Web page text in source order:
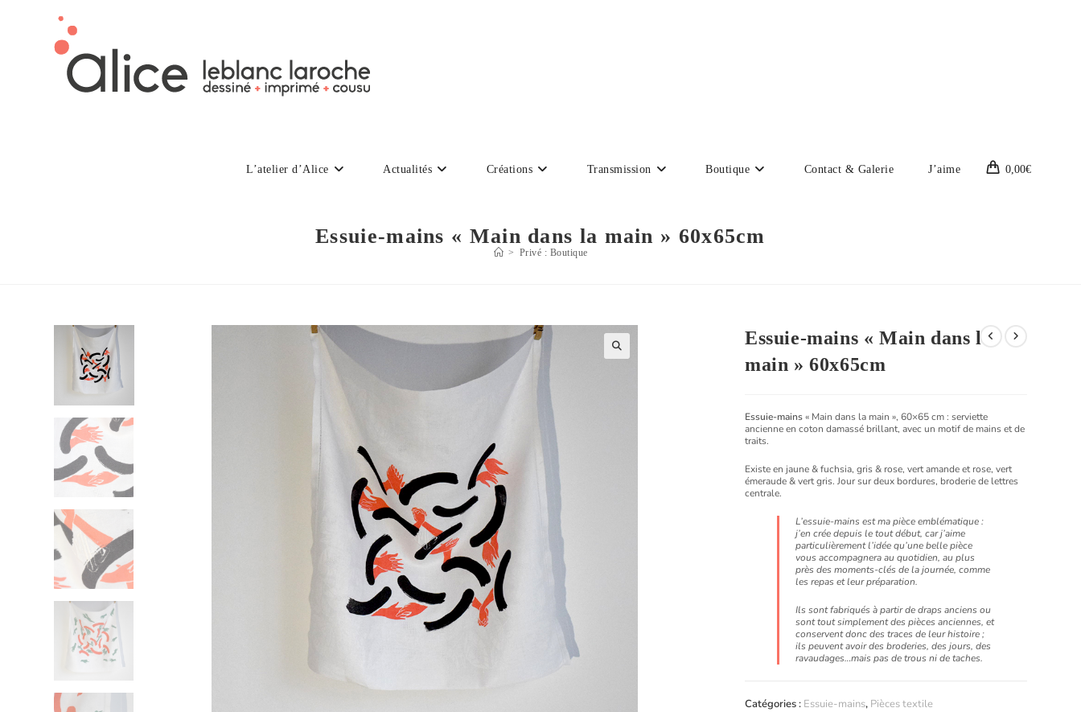
L’atelier d’Alice Actualités Créations Transmission Boutique Contact & Galerie J’aime 0,00€
Essuie-mains « Main dans la main » 60x65cm
> Privé : Boutique
Essuie-mains « Main dans la
main » 60x65cm
Essuie-mains« Main dans la main », 60×65 cm: serviette
ancienne en coton damassé brillant, avec un motif de mains et de
traits.
Existe en jaune & fuchsia, gris & rose, vert amande et rose, vert
émeraude & vert gris. Jour sur deux bordures, broderie de lettres
centrale.
L’essuie-mains est ma pièce emblématique :
j’en crée depuis le tout début, car j’aime
particulièrement l’idée qu’une belle pièce
vous accompagnera au quotidien, au plus
près des moments-clés de la journée, comme
les repas et leur préparation.
Ils sont fabriqués à partir de draps anciens ou
sont tout simplement des pièces anciennes, et
conservent donc des traces de leur histoire ;
ils peuvent avoir des broderies, des jours, des
ravaudages…mais pas de trous ni de taches.
Catégories : Essuie-mains, Pièces textile